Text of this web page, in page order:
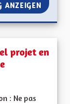
ANZEIGEN
projet en
: Ne pas